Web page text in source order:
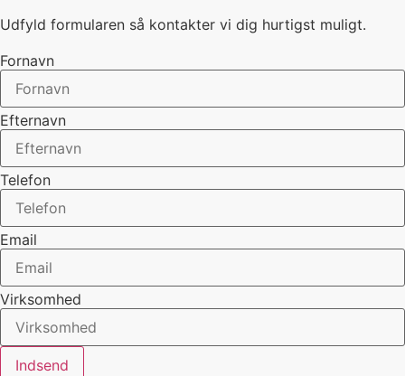
Udfyld formularen så kontakter vi dig hurtigst muligt.
Fornavn
Efternavn
Telefon
Email
Virksomhed
Indsend